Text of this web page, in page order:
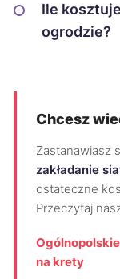
Ile
ogrodzie?
Chcesz
Zastanawiasz
zakładanie
ostateczne
Przeczytaj
na krety